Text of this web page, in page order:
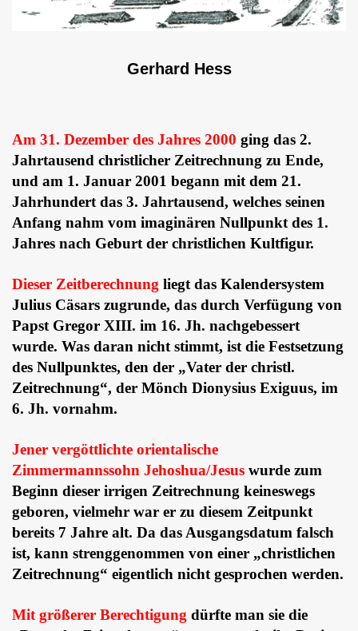
Gerhard Hess
Am 31. Dezember des Jahres 2000 ging das 2.
Jahrtausend christlicher Zeitrechnung zu Ende,
und am 1. Januar 2001 begann mit dem 21.
Jahrhundert das 3. Jahrtausend, welches seinen
Anfang nahm vom imaginären Nullpunkt des 1.
Jahres nach Geburt der christlichen Kultfigur.
Dieser Zeitberechnung liegt das Kalendersystem
Julius Cäsars zugrunde, das durch Verfügung von
Papst Gregor XIII. im 16. Jh. nachgebessert
wurde. Was daran nicht stimmt, ist die Festsetzung
des Nullpunktes, den der „Vater der christl.
Zeitrechnung“, der Mönch Dionysius Exiguus, im
6. Jh. vornahm.
Jener vergöttlichte orientalische
Zimmermannssohn Jehoshua/Jesus wurde zum
Beginn dieser irrigen Zeitrechnung keineswegs
geboren, vielmehr war er zu diesem Zeitpunkt
bereits 7 Jahre alt. Da das Ausgangsdatum falsch
ist, kann strenggenommen von einer „christlichen
Zeitrechnung“ eigentlich nicht gesprochen werden.
Mit größerer Berechtigung dürfte man sie die